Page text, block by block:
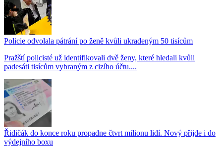
Policie odvolala pátrání po ženě kvůli ukradeným 50 tisícům
Pražští policisté už identifikovali dvě ženy, které hledali kvůli
padesáti tisícům vybraným z cizího účtu....
Řidičák do konce roku propadne čtvrt milionu lidí. Nový přijde i do
výdejního boxu